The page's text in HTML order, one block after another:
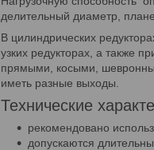
делительный диаметр,
В цилиндрических
узких редукторах, а также
прямыми, косыми,
иметь разные выходы.
Технические
рекомендовано
допускаются